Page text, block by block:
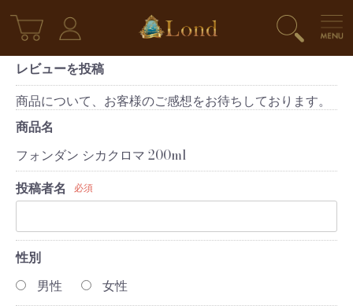
レビューを投稿
商品について、お客様のご感想をお待ちしております。
商品名
フォンダン シカクロマ 200ml
投稿者名
必須
性別
男性
女性